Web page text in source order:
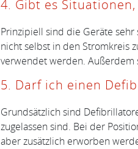
4. Gibt es
Prinzipiell sind die Geräte
nicht selbst in den Stromkreis
verwendet werden. Außerdem
5. Darf ich einen
Grundsätzlich sind
zugelassen sind. Bei der
aber zusätzlich erworben